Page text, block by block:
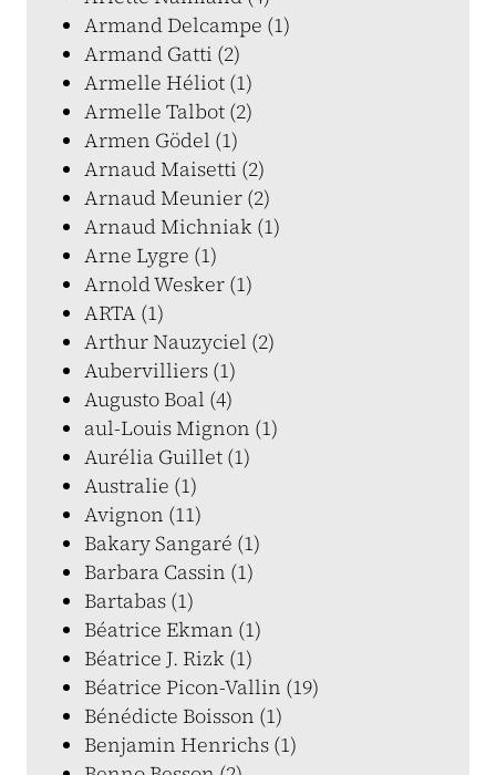
Armand Delcampe (1)
Armand Gatti (2)
Armelle Héliot (1)
Armelle Talbot (2)
Armen Gödel (1)
Arnaud Maisetti (2)
Arnaud Meunier (2)
Arnaud Michniak (1)
Arne Lygre (1)
Arnold Wesker (1)
ARTA (1)
Arthur Nauzyciel (2)
Aubervilliers (1)
Augusto Boal (4)
aul-Louis Mignon (1)
Aurélia Guillet (1)
Australie (1)
Avignon (11)
Bakary Sangaré (1)
Barbara Cassin (1)
Bartabas (1)
Béatrice Ekman (1)
Béatrice J. Rizk (1)
Béatrice Picon-Vallin (19)
Bénédicte Boisson (1)
Benjamin Henrichs (1)